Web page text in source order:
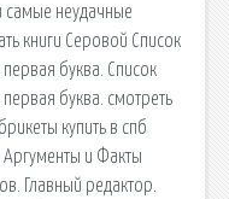
самые неудачные
книги Серовой Список
буква. Список
буква. смотреть
купить в спб
Аргументы и Факты
Главный редактор.